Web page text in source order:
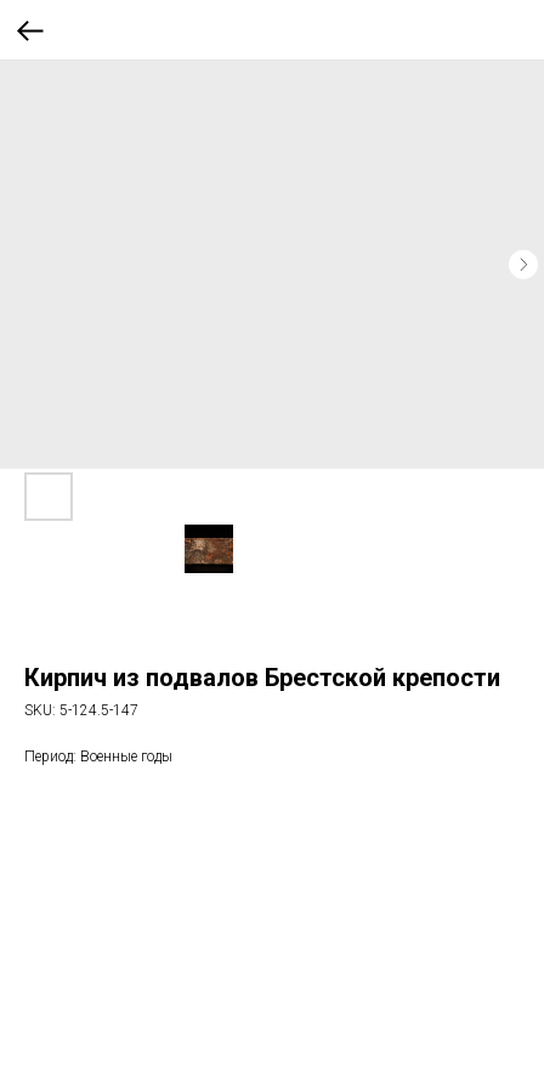
Кирпич из подвалов Брестской крепости
SKU: 5-124.5-147
Период: Военные годы